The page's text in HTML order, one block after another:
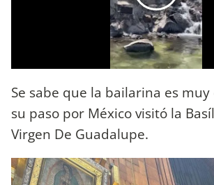
Se sabe que la bailarina es
su paso por México visitó la
Virgen De Guadalupe.